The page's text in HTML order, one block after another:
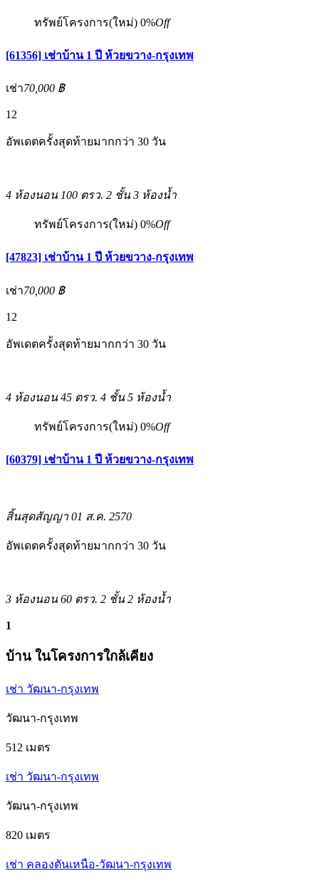
ทรัพย์โครงการ(ใหม่) 0%Off
[61356] เช่าบ้าน 1 ปี ห้วยขวาง-กรุงเทพ
เช่า70,000 ฿
12
อัพเดตครั้งสุดท้ายมากกว่า 30 วัน
4 ห้องนอน 100 ตรว. 2 ชั้น 3 ห้องน้ำ
ทรัพย์โครงการ(ใหม่) 0%Off
[47823] เช่าบ้าน 1 ปี ห้วยขวาง-กรุงเทพ
เช่า70,000 ฿
12
อัพเดตครั้งสุดท้ายมากกว่า 30 วัน
4 ห้องนอน 45 ตรว. 4 ชั้น 5 ห้องน้ำ
ทรัพย์โครงการ(ใหม่) 0%Off
[60379] เช่าบ้าน 1 ปี ห้วยขวาง-กรุงเทพ
สิ้นสุดสัญญา 01 ส.ค. 2570
อัพเดตครั้งสุดท้ายมากกว่า 30 วัน
3 ห้องนอน 60 ตรว. 2 ชั้น 2 ห้องน้ำ
1
บ้าน ในโครงการใกล้เคียง
เช่า วัฒนา-กรุงเทพ
วัฒนา-กรุงเทพ
512 เมตร
เช่า วัฒนา-กรุงเทพ
วัฒนา-กรุงเทพ
820 เมตร
เช่า คลองตันเหนือ-วัฒนา-กรุงเทพ